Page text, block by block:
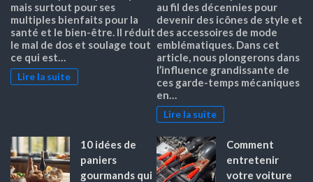
mais surtout pour ses
multiples bienfaits pour la
santé et le bien-être. Il réduit
le mal de dos et soulage tout
ce qui est…
Lire la suite
au fil des décennies pour
devenir des icônes de style et
des accessoires de mode
emblématiques. Dans cet
article, nous plongerons dans
l’influence grandissante de
ces garde-temps mécaniques
en…
Lire la suite
10 idées de
paniers
gourmands qui
Comment
entretenir
votre voiture